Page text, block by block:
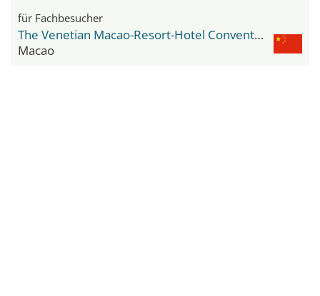
für Fachbesucher
The Venetian Macao-Resort-Hotel Convention & Exhibition Center
Macao